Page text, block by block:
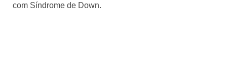
com Síndrome de Down.